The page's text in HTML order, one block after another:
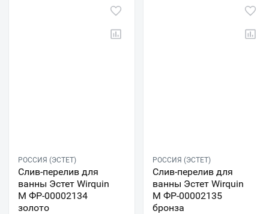
РОССИЯ (ЭСТЕТ)
Слив-перелив для
ванны Эстет Wirquin
М ФР-00002134
золото
РОССИЯ (ЭСТЕТ)
Слив-перелив для
ванны Эстет Wirquin
М ФР-00002135
бронза